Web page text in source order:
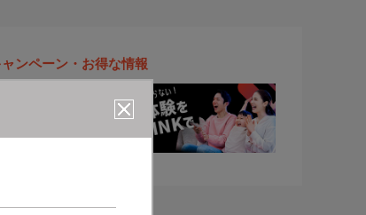
ャンペーン・お得な情報